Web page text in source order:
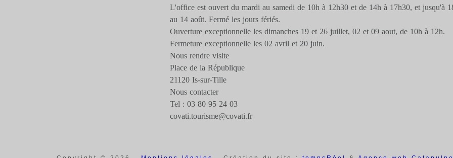
L'office est ouvert du mardi au samedi de 10h à 12h30 et de 14h à 17h30, et jusqu'à
au 14 août. Fermé les jours fériés.
Ouverture exceptionnelle les dimanches 19 et 26 juillet, 02 et 09 aout, de 10h à 12h.
Fermeture exceptionnelle les 02 avril et 20 juin.
Nous rendre visite
Place de la République
21120 Is-sur-Tille
Nous contacter
Tel : 03 80 95 24 03
covati.tourisme@covati.fr